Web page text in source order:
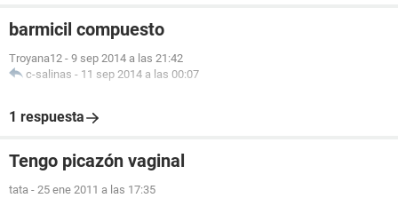
barmicil compuesto
Troyana12 - 9 sep 2014 a las 21:42
c-salinas - 11 sep 2014 a las 00:07
1 respuesta
Tengo picazón vaginal
tata - 25 ene 2011 a las 17:35